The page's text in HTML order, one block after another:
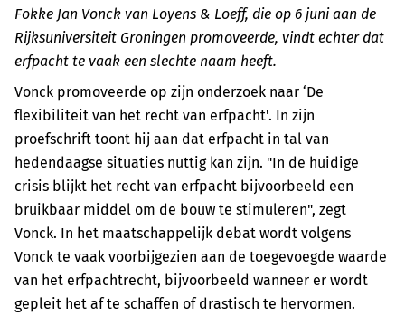
Fokke Jan Vonck van Loyens & Loeff, die op 6 juni aan de
Rijksuniversiteit Groningen promoveerde, vindt echter dat
erfpacht te vaak een slechte naam heeft.
Vonck promoveerde op zijn onderzoek naar ‘De
flexibiliteit van het recht van erfpacht'. In zijn
proefschrift toont hij aan dat erfpacht in tal van
hedendaagse situaties nuttig kan zijn. "In de huidige
crisis blijkt het recht van erfpacht bijvoorbeeld een
bruikbaar middel om de bouw te stimuleren", zegt
Vonck. In het maatschappelijk debat wordt volgens
Vonck te vaak voorbijgezien aan de toegevoegde waarde
van het erfpachtrecht, bijvoorbeeld wanneer er wordt
gepleit het af te schaffen of drastisch te hervormen.